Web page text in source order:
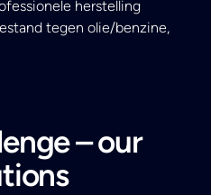
herstelling
tegen olie/benzine,
– our